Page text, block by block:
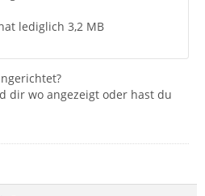
lediglich 3,2 MB
dir wo angezeigt oder hast du